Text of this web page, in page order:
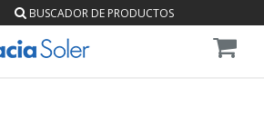
BUSCADOR DE PRODUCTOS